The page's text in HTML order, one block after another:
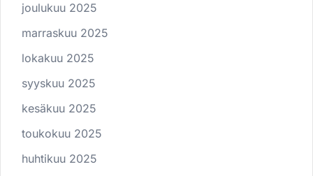
joulukuu 2025
marraskuu 2025
lokakuu 2025
syyskuu 2025
kesäkuu 2025
toukokuu 2025
huhtikuu 2025